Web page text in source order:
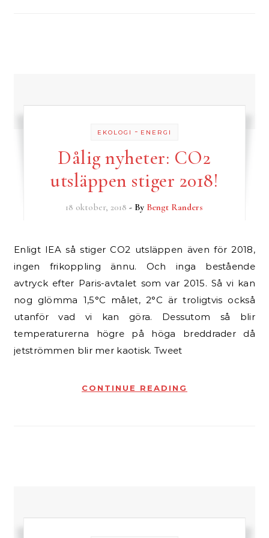
EKOLOGI - ENERGI
Dålig nyheter: CO2
utsläppen stiger 2018!
18 oktober, 2018 - By Bengt Randers
Enligt IEA så stiger CO2 utsläppen även för 2018,
ingen frikoppling ännu. Och inga bestående
avtryck efter Paris-avtalet som var 2015. Så vi kan
nog glömma 1,5°C målet, 2°C är troligtvis också
utanför vad vi kan göra. Dessutom så blir
temperaturerna högre på höga breddrader då
jetströmmen blir mer kaotisk. Tweet
CONTINUE READING